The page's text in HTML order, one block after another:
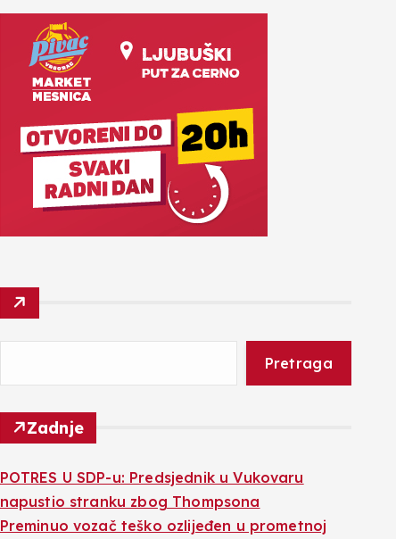
Pretraga
Zadnje
POTRES U SDP-u: Predsjednik u Vukovaru
napustio stranku zbog Thompsona
Preminuo vozač teško ozlijeđen u prometnoj